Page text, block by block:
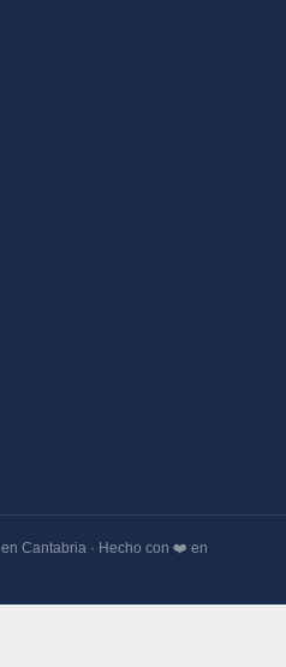
Cantabria · Hecho con ❤️ en